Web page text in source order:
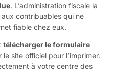
. L’administration fiscale la
contribuables qui ne
fiable chez eux.
télécharger le formulaire
le site officiel pour l’imprimer.
à votre centre des